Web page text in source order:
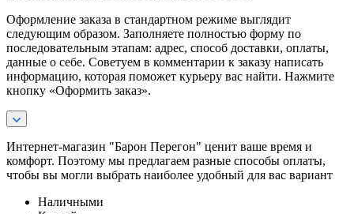
Оформление заказа в стандартном режиме выглядит
следующим образом. Заполняете полностью форму по
последовательным этапам: адрес, способ доставки, оплаты,
данные о себе. Советуем в комментарии к заказу написать
информацию, которая поможет курьеру вас найти. Нажмите
кнопку «Оформить заказ».
Интернет-магазин "Барон Перегон" ценит ваше время и
комфорт. Поэтому мы предлагаем разные способы оплаты,
чтобы вы могли выбрать наиболее удобный для вас вариант
Наличными